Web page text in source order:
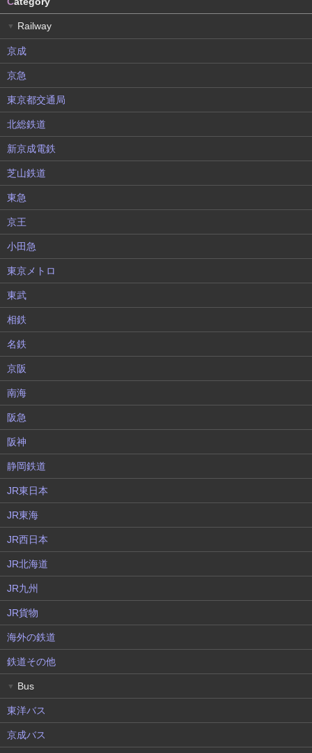
▼ Railway
京成
京急
東京都交通局
北総鉄道
新京成電鉄
芝山鉄道
東急
京王
小田急
東京メトロ
東武
相鉄
名鉄
京阪
南海
阪急
阪神
静岡鉄道
JR東日本
JR東海
JR西日本
JR北海道
JR九州
JR貨物
海外の鉄道
鉄道その他
▼ Bus
東洋バス
京成バス